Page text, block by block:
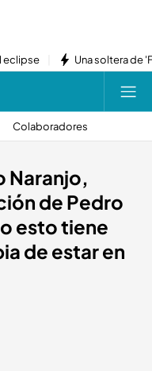
eclipse Una soltera de
Colaboradores
Naranjo,
de Pedro
esto tiene
de estar en